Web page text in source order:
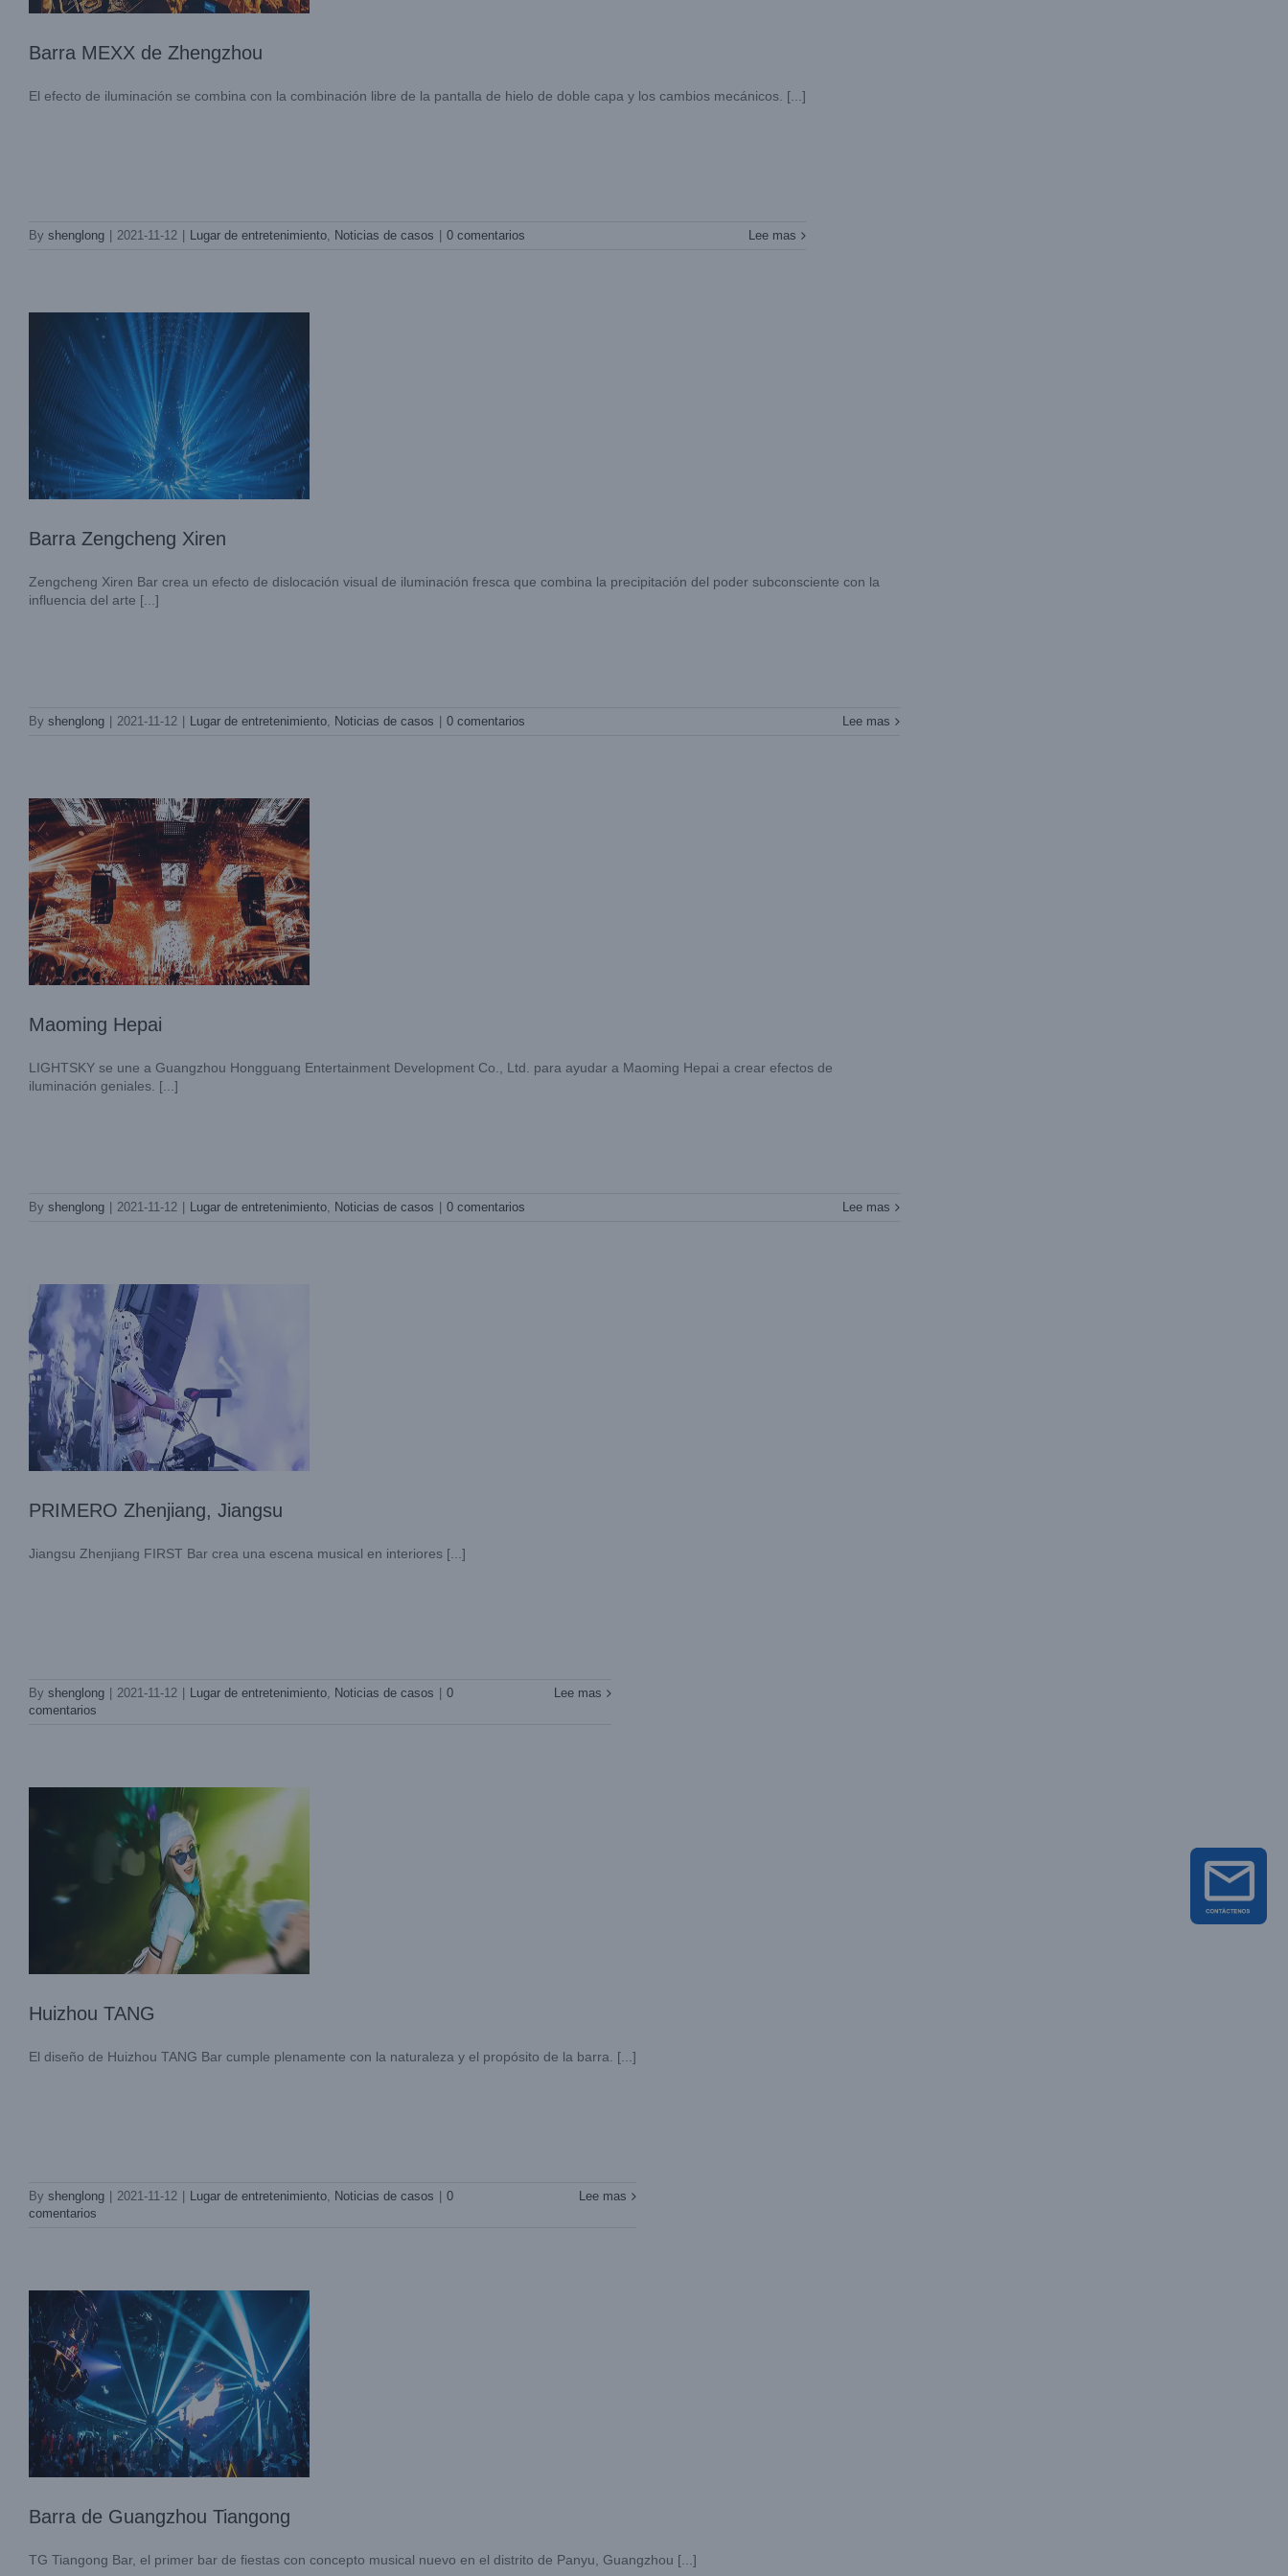
Barra MEXX de Zhengzhou
El efecto de iluminación se combina con la combinación libre de la pantalla de hielo de doble capa y los cambios mecánicos. [...]
By shenglong 2021-11-12 Lugar de entretenimiento, Noticias de casos 0 comentarios Lee mas
Lugar de entretenimiento Noticias de
Barra Zengcheng Xiren
Zengcheng Xiren Bar crea un efecto de dislocación visual de iluminación fresca que combina la precipitación del poder subconsciente con la
influencia del arte [...]
By shenglong 2021-11-12 Lugar de entretenimiento, Noticias de casos 0 comentarios Lee mas
Lugar de entretenimiento Noticias de
Maoming Hepai
LIGHTSKY se une a Guangzhou Hongguang Entertainment Development Co., Ltd. para ayudar a Maoming Hepai a crear efectos de
iluminación geniales. [...]
By shenglong 2021-11-12 Lugar de entretenimiento, Noticias de casos 0 comentarios Lee mas
Lugar de entretenimiento Noticias de
PRIMERO Zhenjiang, Jiangsu
Jiangsu Zhenjiang FIRST Bar crea una escena musical en interiores [...]
By shenglong 2021-11-12 Lugar de entretenimiento, Noticias de casos
0
comentarios
Lee mas
Huizhou TANG
Lugar de entretenimiento
Huizhou TANG
El diseño de Huizhou TANG Bar cumple plenamente con la naturaleza y el propósito de la barra. [...]
By shenglong 2021-11-12 Lugar de entretenimiento, Noticias de casos
0
comentarios
Lee mas
Barra de Guangzhou Tiangong
Lugar de entretenimiento
Barra de Guangzhou Tiangong
TG Tiangong Bar, el primer bar de fiestas con concepto musical nuevo en el distrito de Panyu, Guangzhou [...]